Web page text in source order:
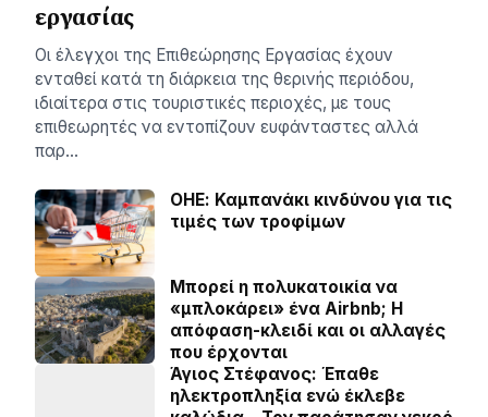
εργασίας
Οι έλεγχοι της Επιθεώρησης Εργασίας έχουν
ενταθεί κατά τη διάρκεια της θερινής περιόδου,
ιδιαίτερα στις τουριστικές περιοχές, με τους
επιθεωρητές να εντοπίζουν ευφάνταστες αλλά
παρ…
ΟΗΕ: Καμπανάκι κινδύνου για τις
τιμές των τροφίμων
Μπορεί η πολυκατοικία να
«μπλοκάρει» ένα Airbnb; Η
απόφαση-κλειδί και οι αλλαγές
που έρχονται
Άγιος Στέφανος: Έπαθε
ηλεκτροπληξία ενώ έκλεβε